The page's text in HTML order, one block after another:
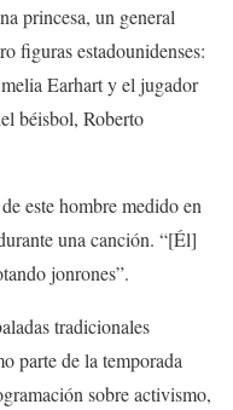
princesa, un general
figuras estadounidenses:
Earhart y el jugador
béisbol, Roberto
este hombre medido en
una canción. “[Él]
jonrones”.
tradicionales
parte de la temporada
sobre activismo,